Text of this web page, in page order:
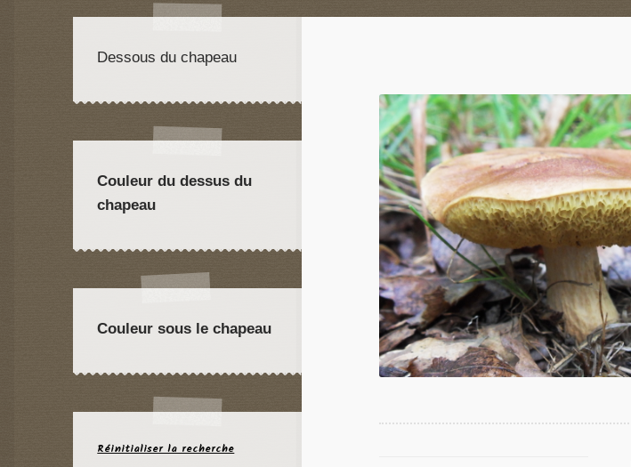
Dessous du chapeau
Couleur du dessus du
chapeau
Couleur sous le chapeau
Réinitialiser la recherche